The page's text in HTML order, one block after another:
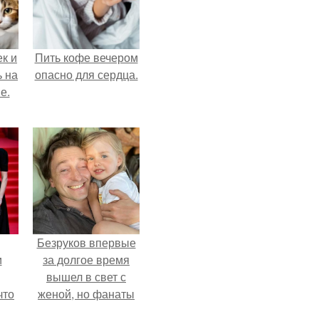
и
на
Пить кофе вечером
опасно для сердца.
Безруков впервые
за долгое время
вышел в свет с
женой, но фанаты